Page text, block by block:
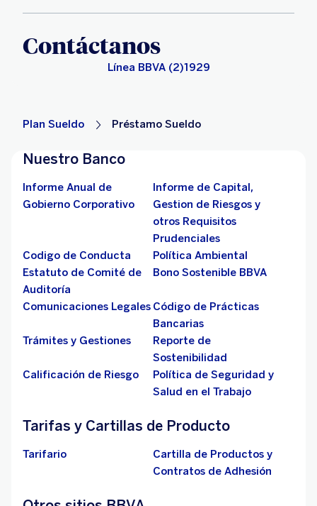
Contáctanos
Línea BBVA (2)1929
Plan Sueldo Préstamo Sueldo
Nuestro Banco
Informe Anual de
Gobierno Corporativo
Informe de Capital,
Gestion de Riesgos y
otros Requisitos
Prudenciales
Codigo de Conducta
Política Ambiental
Estatuto de Comité de
Auditoría
Bono Sostenible BBVA
Comunicaciones Legales Código de Prácticas
Bancarias
Trámites y Gestiones
Reporte de
Sostenibilidad
Calificación de Riesgo
Política de Seguridad y
Salud en el Trabajo
Tarifas y Cartillas de Producto
Tarifario
Cartilla de Productos y
Contratos de Adhesión